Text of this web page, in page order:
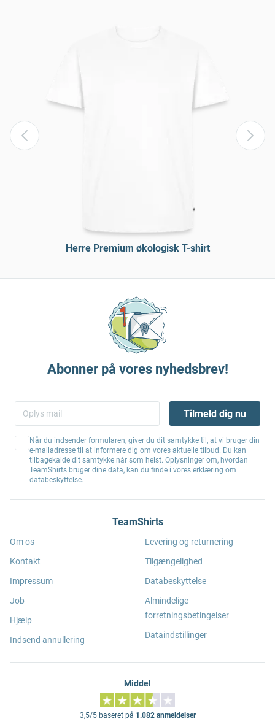
Herre Premium økologisk T-shirt
Abonner på vores nyhedsbrev!
Tilmeld dig nu
Når du indsender formularen, giver du dit samtykke til, at vi bruger din
e-mailadresse til at informere dig om vores aktuelle tilbud. Du kan
tilbagekalde dit samtykke når som helst. Oplysninger om, hvordan
TeamShirts bruger dine data, kan du finde i vores erklæring om
databeskyttelse.
TeamShirts
Om os
Kontakt
Impressum
Job
Hjælp
Indsend annullering
Levering og returnering
Tilgængelighed
Databeskyttelse
Almindelige
forretningsbetingelser
Dataindstillinger
Middel
3,5/5 baseret på 1.082 anmeldelser